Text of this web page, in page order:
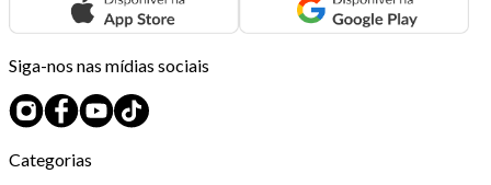
Siga-nos nas mídias sociais
Categorias